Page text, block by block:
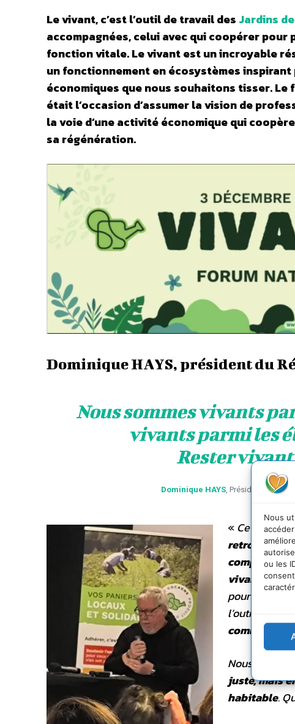
Nous
ou les
Le vivant, c’est l’outil de travail des Jardins
accompagnées, celui avec qui coopérer
fonction vitale. Le vivant est un incroyable
un fonctionnement en écosystèmes
économiques que nous souhaitons tisser. Le
était l’occasion d’assumer la vision de
la voie d’une activité économique qui
sa régénération.
Dominique HAYS, président du
Nous sommes vivants
vivants parmi les
Rester
Dominique HAYS, Président du
« Ce forum
retrouvée
vivantes de
pour «
l’outrager,
comme une
Nous
juste, mais
habitable.